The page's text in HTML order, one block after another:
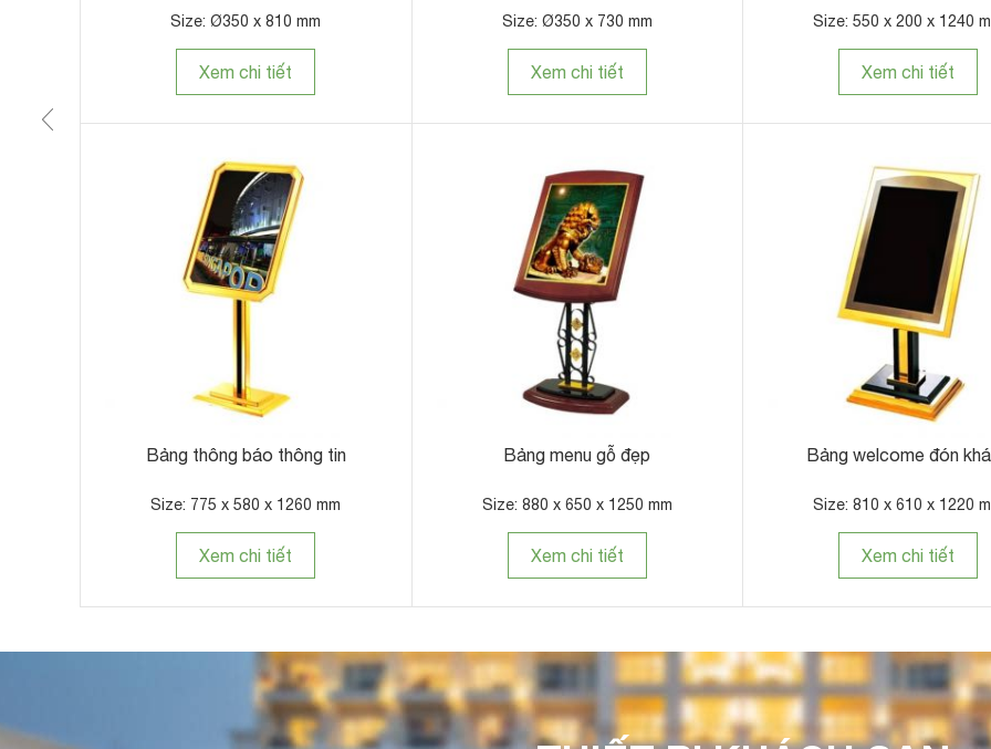
Size: 560 x 310 x 1180mm
Thùng rác nhựa 240 lít
Size: 750 x 600 x 1060 mm
Size: 900 x 650 x 800 mm Size: Nhiều kích thước
Thùng rác nhựa 240 lít - Hành Tinh
Size: 590 x 740 x 970 mm
Thùng đựng rác inox A35-O(ĐEN)
Size: Ø250 x 610 mm